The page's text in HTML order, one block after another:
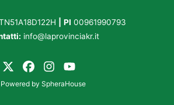
PI 00961990793
info@laprovinciakr.it
Powered by SpheraHouse